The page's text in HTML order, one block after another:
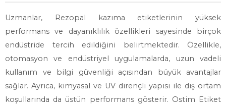
Uzmanlar, Rezopal kazıma etiketlerinin yüksek
performans ve dayanıklılık özellikleri sayesinde birçok
endüstride tercih edildiğini belirtmektedir. Özellikle,
otomasyon ve endüstriyel uygulamalarda, uzun vadeli
kullanım ve bilgi güvenliği açısından büyük avantajlar
sağlar. Ayrıca, kimyasal ve UV dirençli yapısı ile dış ortam
koşullarında da üstün performans gösterir. Ostim Etiket